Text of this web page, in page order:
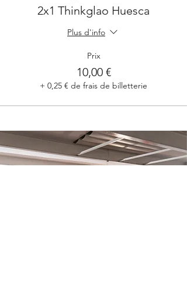
2x1 Thinkglao Huesca
Plus d'info
Prix
10,00 €
+ 0,25 € de frais de billetterie